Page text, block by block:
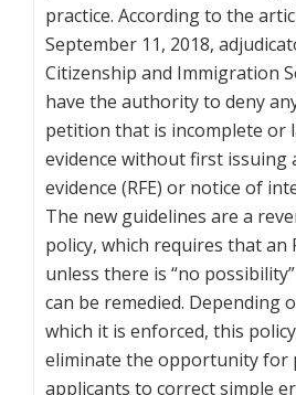
practice. According to the
September 11, 2018,
Citizenship and Immigration
have the authority to deny
petition that is incomplete or
evidence without first issuing
evidence (RFE) or notice of
The new guidelines are a
policy, which requires that an
unless there is “no
can be remedied. Depending
which it is enforced, this
eliminate the opportunity for
applicants to correct simple